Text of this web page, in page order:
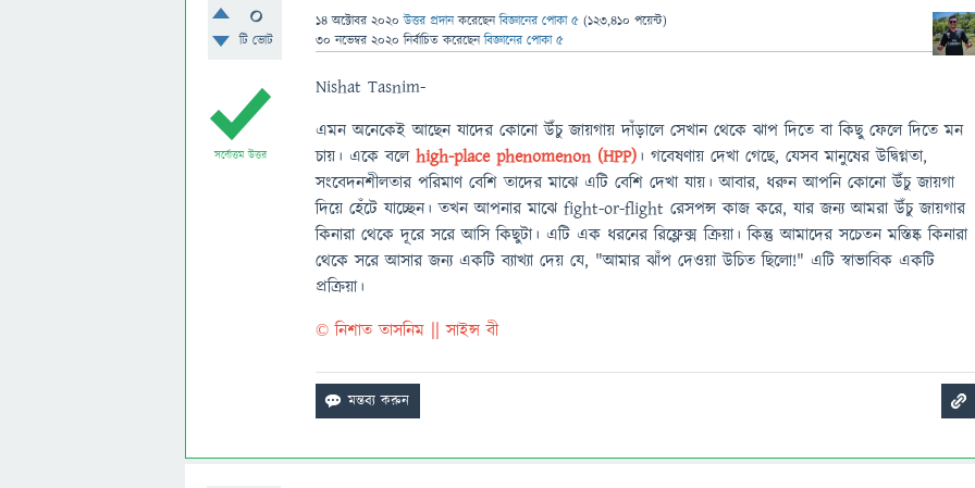
0
টি ভোট
14 অক্টোবর 2020 উত্তর প্রদান করেছেনবিজ্ঞানের পোকা ৫ (123,410 পয়েন্ট)
30 নভেম্বর 2020 নির্বাচিত করেছেনবিজ্ঞানের পোকা ৫
সর্বোত্তম উত্তর
Nishat Tasnim-
এমন অনেকেই আছেন যাদের কোনো উঁচু জায়গায় দাঁড়ালে সেখান থেকে ঝাপ দিতে বা কিছু ফেলে দিতে মন
চায়। একে বলে high-place phenomenon (HPP)। গবেষণায় দেখা গেছে, যেসব মানুষের উদ্বিগ্নতা,
সংবেদনশীলতার পরিমাণ বেশি তাদের মাঝে এটি বেশি দেখা যায়। আবার, ধরুন আপনি কোনো উঁচু জায়গা
দিয়ে হেঁটে যাচ্ছেন। তখন আপনার মাঝে fight-or-flight রেসপন্স কাজ করে, যার জন্য আমরা উঁচু জায়গার
কিনারা থেকে দূরে সরে আসি কিছুটা। এটি এক ধরনের রিফ্লেক্স ক্রিয়া। কিন্তু আমাদের সচেতন মস্তিষ্ক কিনারা
থেকে সরে আসার জন্য একটি ব্যাখ্যা দেয় যে, "আমার ঝাঁপ দেওয়া উচিত ছিলো!" এটি স্বাভাবিক একটি
প্রক্রিয়া।
© নিশাত তাসনিম || সাইন্স বী